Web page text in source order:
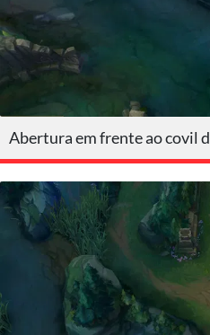
Abertura em frente ao covil